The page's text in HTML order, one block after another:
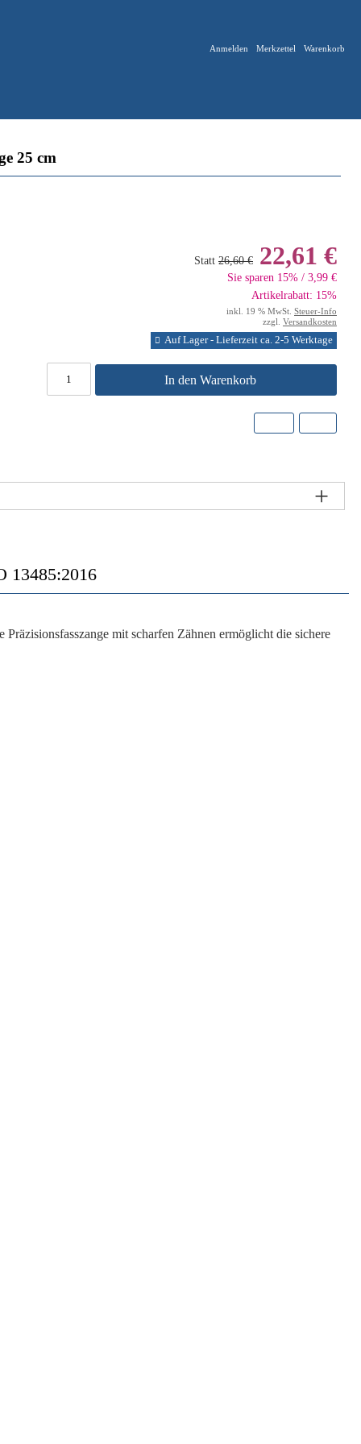
Anmelden Merkzettel Warenkorb
25 cm
Statt 26,60 € 22,61 €
Sie sparen 15% / 3,99 €
Artikelrabatt: 15%
inkl. 19 % MwSt. Steuer-Info
zzgl. Versandkosten
Auf Lager - Lieferzeit ca. 2-5 Werktage
In den Warenkorb
13485:2016
mit scharfen Zähnen ermöglicht die sichere